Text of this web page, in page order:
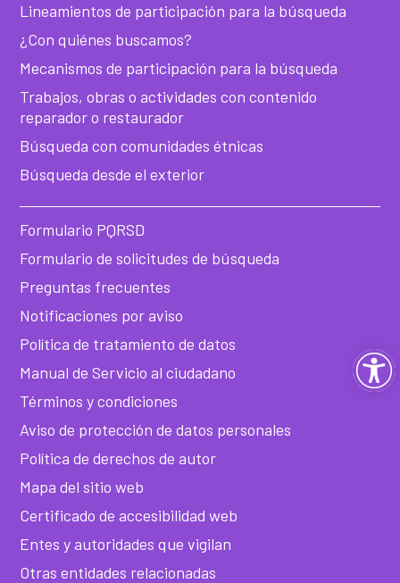
Lineamientos de participación para la búsqueda
¿Con quiénes buscamos?
Mecanismos de participación para la búsqueda
Trabajos, obras o actividades con contenido
reparador o restaurador
Búsqueda con comunidades étnicas
Búsqueda desde el exterior
Formulario PQRSD
Formulario de solicitudes de búsqueda
Preguntas frecuentes
Notificaciones por aviso
Política de tratamiento de datos
Manual de Servicio al ciudadano
Términos y condiciones
Aviso de protección de datos personales
Política de derechos de autor
Mapa del sitio web
Certificado de accesibilidad web
Entes y autoridades que vigilan
Otras entidades relacionadas